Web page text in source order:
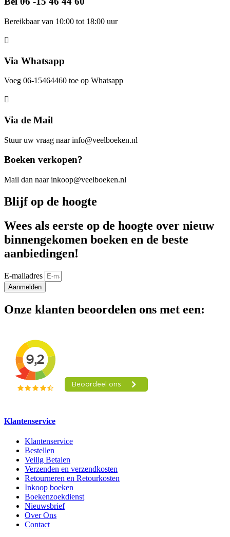
Bereikbaar van 10:00 tot 18:00 uur
Via Whatsapp
Voeg 06-15464460 toe op Whatsapp
Via de Mail
Stuur uw vraag naar info@veelboeken.nl
Boeken verkopen?
Mail dan naar inkoop@veelboeken.nl
Blijf op de hoogte
Wees als eerste op de hoogte over nieuw
binnengekomen boeken en de beste
aanbiedingen!
E-mailadres
Aanmelden
Onze klanten beoordelen ons met een:
Klantenservice
Klantenservice
Bestellen
Veilig Betalen
Verzenden en verzendkosten
Retourneren en Retourkosten
Inkoop boeken
Boekenzoekdienst
Nieuwsbrief
Over Ons
Contact